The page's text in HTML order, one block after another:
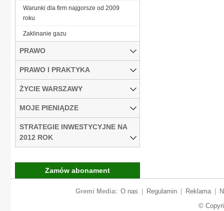
Warunki dla firm najgorsze od 2009
roku
Zaklinanie gazu
PRAWO
PRAWO I PRAKTYKA
ŻYCIE WARSZAWY
MOJE PIENIĄDZE
STRATEGIE INWESTYCYJNE NA
2012 ROK
Zamów abonament
Gremi Media: O nas Regulamin Reklama
©